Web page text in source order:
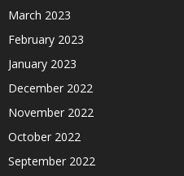
March 2023
February 2023
January 2023
December 2022
November 2022
October 2022
September 2022